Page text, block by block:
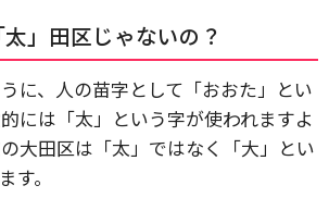
」田区じゃないの？
うに、人の苗字として「おおた」とい
には「太」という字が使われますよ
大田区は「太」ではなく「大」とい
す。